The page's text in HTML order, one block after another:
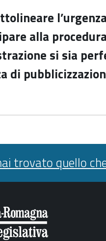
alla
si sia
di
facebook
twitter
trovato quello